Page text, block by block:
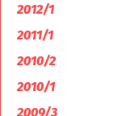
2012/1
2011/1
2010/2
2010/1
2009/3